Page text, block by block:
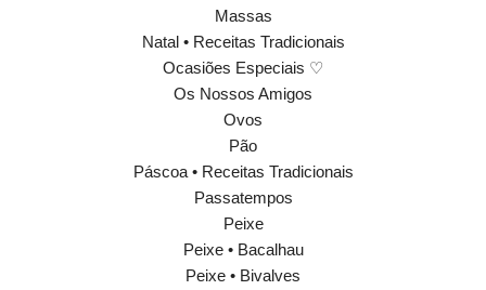
Massas
Natal • Receitas Tradicionais
Ocasiões Especiais ♡
Os Nossos Amigos
Ovos
Pão
Páscoa • Receitas Tradicionais
Passatempos
Peixe
Peixe • Bacalhau
Peixe • Bivalves